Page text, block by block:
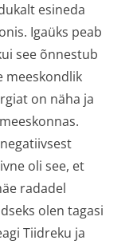
esineda
Igaüks peab
see õnnestub
meeskondlik
on näha ja
oli see, et
radadel
olen tagasi
Tiidreku ja